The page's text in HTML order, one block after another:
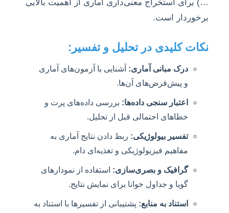
…) برای استخراج معنی‌داری آماری از اهمیت بالایی
برخوردار است.
نکات کلیدی در تحلیل و تفسیر:
درک مبانی آماری: آشنایی با آزمون‌های آماری
و پیش‌فرض‌های آن‌ها.
اعتبار سنجی داده‌ها: بررسی داده‌های پرت و
خطاهای احتمالی قبل از تحلیل.
تفسیر بیولوژیکی: ربط دادن نتایج آماری به
مفاهیم فیزیولوژیکی و تغذیه‌ای دام.
گرافیک و بصری‌سازی: استفاده از نمودارهای
گویا و جداول خوانا برای نمایش نتایج.
استناد به منابع: پشتیبانی از تفسیرها با استناد به